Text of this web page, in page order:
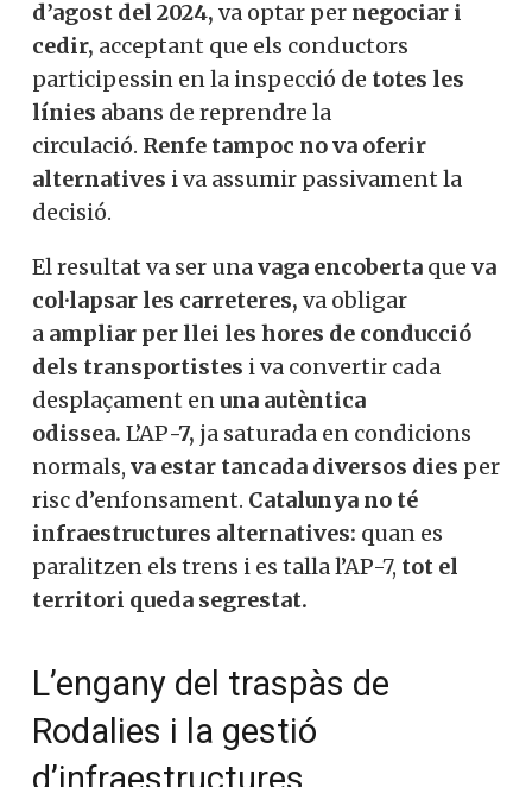
regió
que depèn del ferrocarril com
columna vertebral econòmica.
La
Generalitat, en mans del
president
Salvador Illa des d’agost del 2024,
va
optar per
negociar i cedir,
acceptant que
els conductors participessin en la
reprendre la circulació.Renfe tampoc no
va oferir alternativesi va assumir
passivament la decisió.
El resultat va ser una
vaga
encoberta queva col·lapsar les
carreteres,
va obligar a
ampliar per llei
les hores de conducció dels
transportistes
i va convertir cada
desplaçament en
una autèntica
odissea.L’AP -7,
ja saturada en condicions
va estar tancada diversos
no té infraestructures alternatives:
es paralitzen els trens i es talla l’AP-7,
el territori queda segrestat.